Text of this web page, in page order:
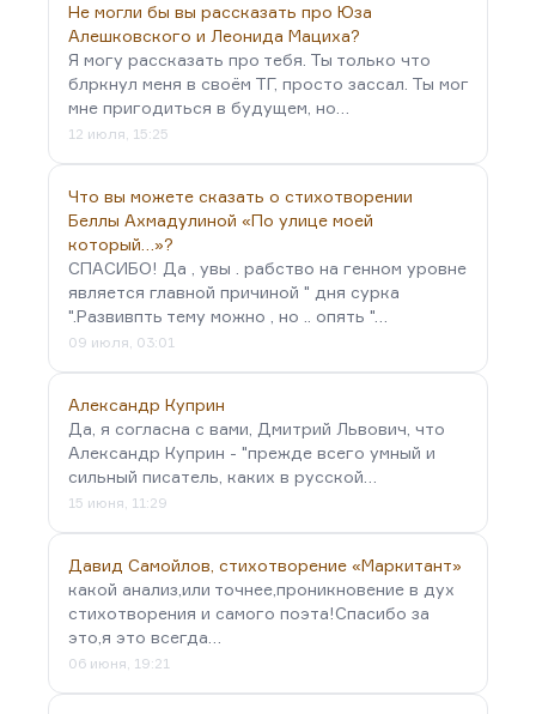
Не могли бы вы рассказать про Юза
Алешковского и Леонида Мациха?
Я могу рассказать про тебя. Ты только что
блркнул меня в своём ТГ, просто зассал. Ты мог
мне пригодиться в будущем, но…
12 июля, 15:25
Что вы можете сказать о стихотворении
Беллы Ахмадулиной «По улице моей
который…»?
СПАСИБО! Да , увы . рабство на генном уровне
является главной причиной " дня сурка
".Развивпть тему можно , но .. опять "…
09 июля, 03:01
Александр Куприн
Да, я согласна с вами, Дмитрий Львович, что
Александр Куприн - "прежде всего умный и
сильный писатель, каких в русской…
15 июня, 11:29
Давид Самойлов, стихотворение «Маркитант»
какой анализ,или точнее,проникновение в дух
стихотворения и самого поэта!Спасибо за
это,я это всегда…
06 июня, 19:21